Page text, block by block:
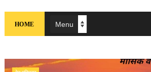
HOME